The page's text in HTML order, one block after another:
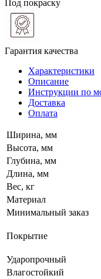
Под покраску
Гарантия качества
Характеристики
Описание
Инструкции по
Доставка
Оплата
Ширина, мм
Высота, мм
Глубина, мм
Длина, мм
Вес, кг
Материал
Минимальный заказ
Покрытие
Ударопрочный
Влагостойкий